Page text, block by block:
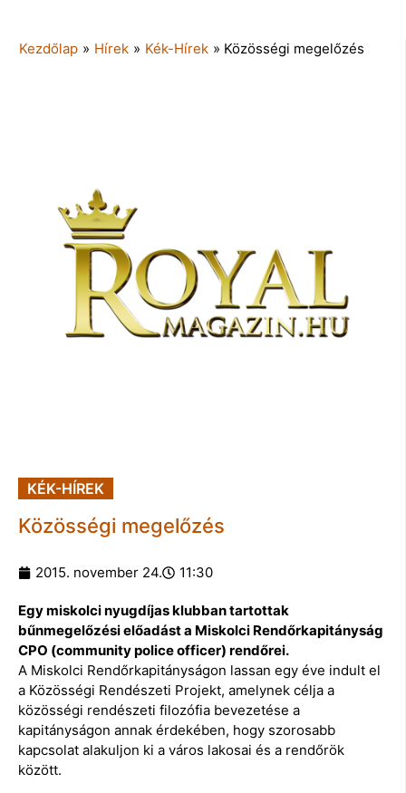
Kezdőlap » Hírek » Kék-Hírek » Közösségi megelőzés
KÉK-HÍREK
Közösségi megelőzés
2015. november 24. 11:30
Egy miskolci nyugdíjas klubban tartottak
bűnmegelőzési előadást a Miskolci Rendőrkapitányság
CPO (community police officer) rendőrei.
A Miskolci Rendőrkapitányságon lassan egy éve indult el
a Közösségi Rendészeti Projekt, amelynek célja a
közösségi rendészeti filozófia bevezetése a
kapitányságon annak érdekében, hogy szorosabb
kapcsolat alakuljon ki a város lakosai és a rendőrök
között.